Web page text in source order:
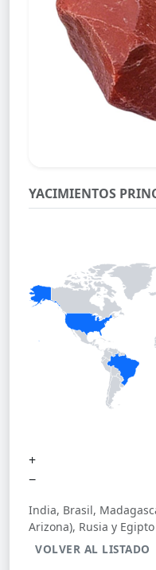
YACIMIENTOS
+
−
India, Brasil,
Arizona), Rusia y Egipto
VOLVER AL LISTADO